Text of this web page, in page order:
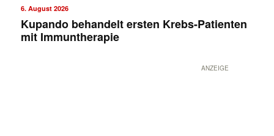
✕
6. August 2026
Kupando behandelt ersten Krebs-Patienten
mit Immuntherapie
ANZEIGE